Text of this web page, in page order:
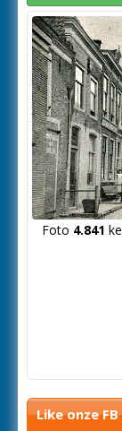
Foto 4.841
Like onze